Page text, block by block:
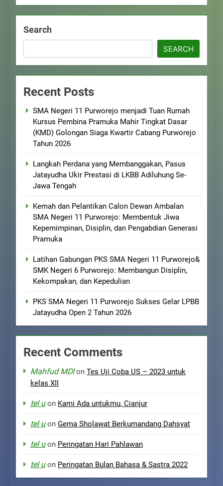
Search
SEARCH
Recent Posts
SMA Negeri 11 Purworejo menjadi Tuan Rumah
Kursus Pembina Pramuka Mahir Tingkat Dasar
(KMD) Golongan Siaga Kwartir Cabang Purworejo
Tahun 2026
Langkah Perdana yang Membanggakan, Pasus
Jatayudha Ukir Prestasi di LKBB Adiluhung Se-
Jawa Tengah
Kemah dan Pelantikan Calon Dewan Ambalan
SMA Negeri 11 Purworejo: Membentuk Jiwa
Kepemimpinan, Disiplin, dan Pengabdian Generasi
Pramuka
Latihan Gabungan PKS SMA Negeri 11 Purworejo&
SMK Negeri 6 Purworejo: Membangun Disiplin,
Kekompakan, dan Kepedulian
PKS SMA Negeri 11 Purworejo Sukses Gelar LPBB
Jatayudha Open 2 Tahun 2026
Recent Comments
Mahfud MDIon Tes Uji Coba US – 2023 untuk
kelas XII
tel uon Kami Ada untukmu, Cianjur
tel uon Gema Sholawat Berkumandang Dahsyat
tel uon Peringatan Hari Pahlawan
tel uon Peringatan Bulan Bahasa & Sastra 2022